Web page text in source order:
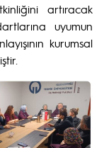
artıracak
uyumun
kurumsal